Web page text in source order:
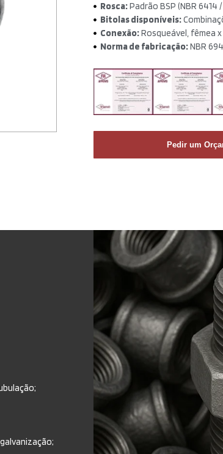
Rosca:Padrão BSP (NBR 6414 /
Bitolas disponíveis:
Conexão:Rosqueável, fêmea
Norma de fabricação:NBR
Pedir um